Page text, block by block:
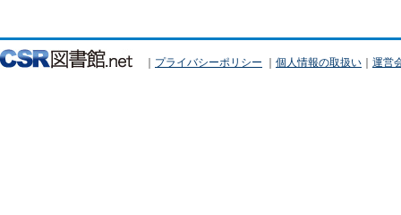
｜ プライバシーポリシー ｜ 個人情報の取扱い ｜ 運営